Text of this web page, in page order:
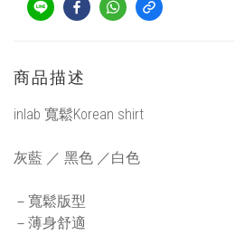
商品描述
inlab 寬鬆Korean shirt
灰藍 ／ 黑色 ／白色
－寬鬆版型
－薄身舒適